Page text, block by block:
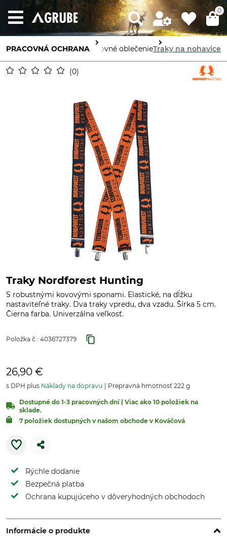
0
PRACOVNÁ OCHRANA
Ochrana telaPracovné oblečenieTraky na nohavice
0
Traky Nordforest Hunting
S robustnými kovovými sponami. Elastické, na dĺžku
nastaviteľné traky. Dva traky vpredu, dva vzadu. Šírka 5 cm.
Čierna farba. Univerzálna veľkosť.
Položka č.: 4036727379
26,90 €
s DPH plus Náklady na dopravu Prepravná hmotnosť 222 g
Dostupné do 1-3 pracovných dní | Viac ako 10 položiek na
sklade.
7 položiek dostupných v našom obchode v Kováčová
Rýchle dodanie
Bezpečná platba
Ochrana kupujúceho v dôveryhodných obchodoch
Informácie o produkte